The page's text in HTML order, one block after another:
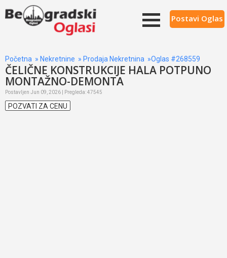
Postavi Oglas
Početna » Nekretnine » Prodaja Nekretnina »Oglas #268559
ČELIČNE KONSTRUKCIJE HALA POTPUNO
MONTAŽNO-DEMONTA
Postavljen Jun 09, 2026 | Pregleda: 47545
POZVATI ZA CENU